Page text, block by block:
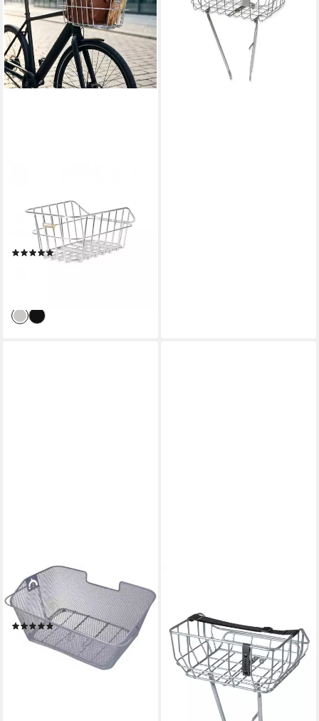
Hinterradkorb Cento
Aluminium alufarbig
45x33x21 cm
(1)
GRAVIDUS
Fahrradkorb Fahrradkorb
Metall Gepäckträger Silber
(1)
22,99 €
lieferbar - in 3-4 Werktagen bei dir